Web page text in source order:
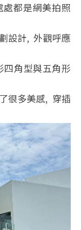
都是網美拍照
設計, 外觀呼應
四角型與五角形
很多美感, 穿插